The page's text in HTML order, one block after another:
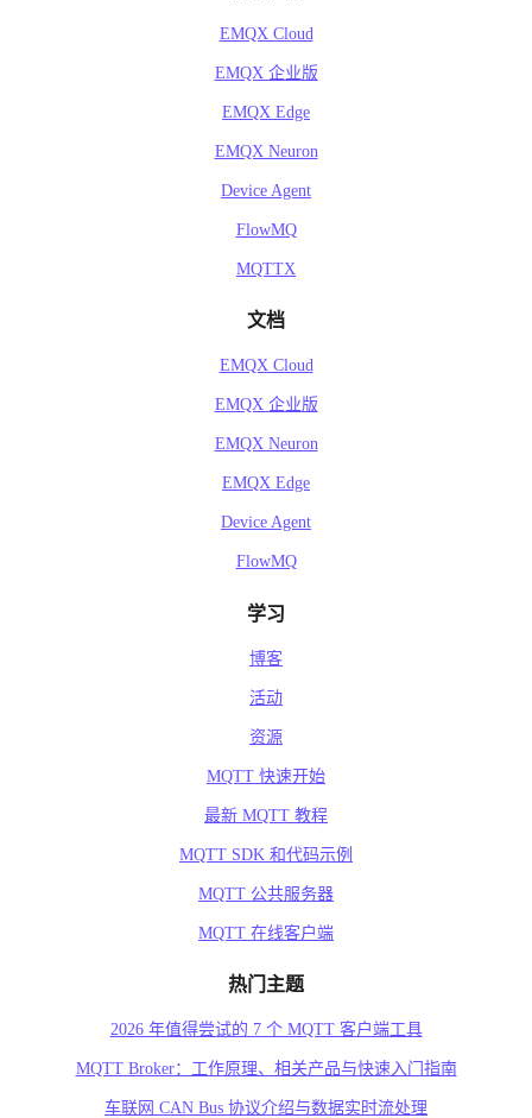
EMQX Cloud
EMQX 企业版
EMQX Edge
EMQX Neuron
Device Agent
FlowMQ
MQTTX
文档
EMQX Cloud
EMQX 企业版
EMQX Neuron
EMQX Edge
Device Agent
FlowMQ
学习
博客
活动
资源
MQTT 快速开始
最新 MQTT 教程
MQTT SDK 和代码示例
MQTT 公共服务器
MQTT 在线客户端
热门主题
2026 年值得尝试的 7 个 MQTT 客户端工具
MQTT Broker：工作原理、相关产品与快速入门指南
车联网 CAN Bus 协议介绍与数据实时流处理